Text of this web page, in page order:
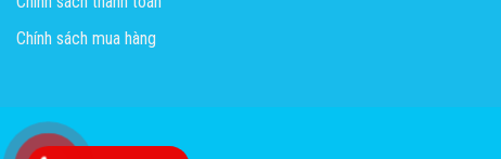
Chính sách mua hàng